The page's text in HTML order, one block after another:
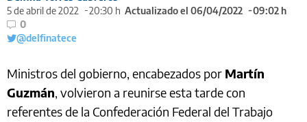
5 de abril de 2022
20:30 h Actualizado el 06/04/2022
09:02 h
0
@delfinatece
Ministros del gobierno, encabezados por Martín
Guzmán, volvieron a reunirse esta tarde con
referentes de la Confederación Federal del Trabajo